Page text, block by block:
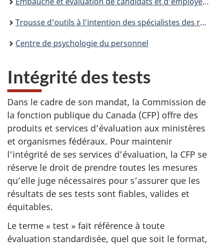
Trousse d’outils à l’intention des spécialistes des ressources humaines
Centre de psychologie du personnel
Intégrité des tests
Dans le cadre de son mandat, la Commission de
la fonction publique du Canada (CFP) offre des
produits et services d’évaluation aux ministères
et organismes fédéraux. Pour maintenir
l’intégrité de ses services d’évaluation, la CFP se
réserve le droit de prendre toutes les mesures
qu’elle juge nécessaires pour s’assurer que les
résultats de ses tests sont fiables, valides et
équitables.
Le terme « test » fait référence à toute
évaluation standardisée, quel que soit le format,